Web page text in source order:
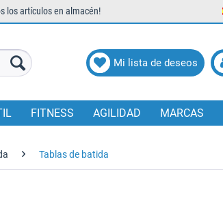
los artículos en almacén!
Mi lista de deseos
FITNESS AGILIDAD MARCAS
Tablas de batida